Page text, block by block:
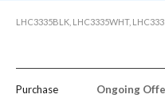
LHC3335BLK, LHC3335WHT,
Purchase
Ongoing